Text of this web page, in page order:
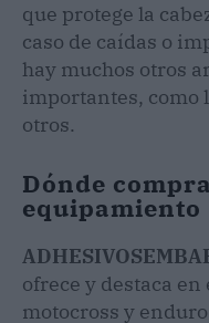
que protege la
caso de caídas o
hay muchos otros
importantes, como
otros.
Dónde
equipamiento
ofrece y destaca
motocross y